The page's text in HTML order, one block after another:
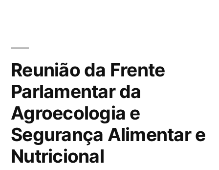
Reunião da Frente
Parlamentar da
Agroecologia e
Segurança Alimentar e
Nutricional